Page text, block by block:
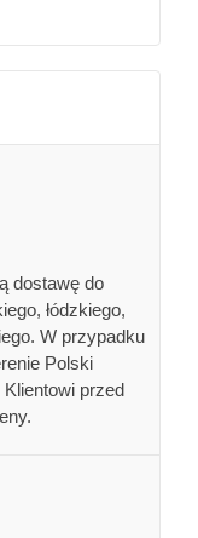
dostawę do
łódzkiego,
W przypadku
Polski
przed